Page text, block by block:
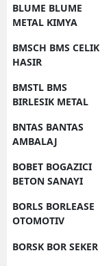
BLUME BLUME
METAL KIMYA
BMSCH BMS CELIK
HASIR
BMSTL BMS
BIRLESIK METAL
BNTAS BANTAS
AMBALAJ
BOBET BOGAZICI
BETON SANAYI
BORLS BORLEASE
OTOMOTIV
BORSK BOR SEKER